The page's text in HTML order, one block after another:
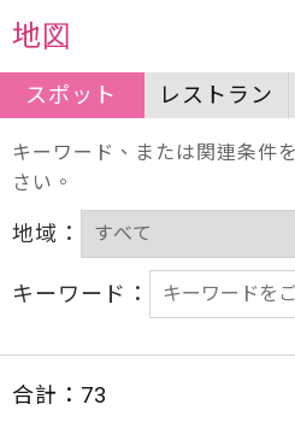
地図
スポット レストラン
キーワード、または関連条件
さい。
地域：
キーワード：
合計： 73